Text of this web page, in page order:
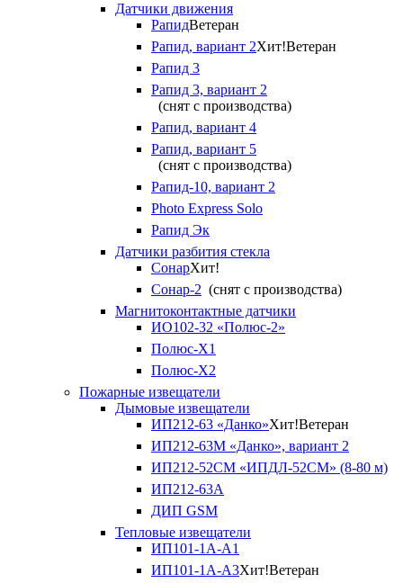
Датчики движения
РапидВетеран
Рапид, вариант 2Хит!Ветеран
Рапид 3
Рапид 3, вариант 2
(снят с производства)
Рапид, вариант 4
Рапид, вариант 5
(снят с производства)
Рапид-10, вариант 2
Photo Express Solo
Рапид Эк
Датчики разбития стекла
СонарХит!
Сонар-2 (снят с производства)
Магнитоконтактные датчики
ИО102-32 «Полюс-2»
Полюс-X1
Полюс-X2
Пожарные извещатели
Дымовые извещатели
ИП212-63 «Данко»Хит!Ветеран
ИП212-63М «Данко», вариант 2
ИП212-52СМ «ИПДЛ-52СМ» (8-80 м)
ИП212-63А
ДИП GSM
Тепловые извещатели
ИП101-1А-А1
ИП101-1А-А3Хит!Ветеран